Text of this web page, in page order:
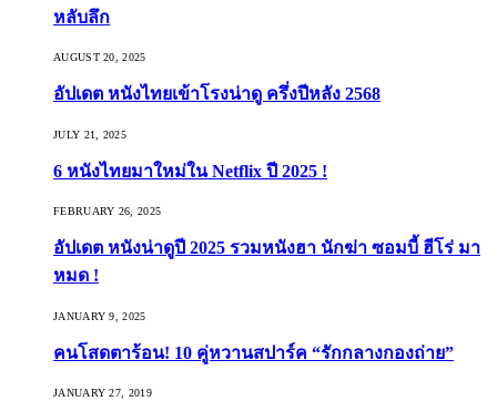
หลับลึก
AUGUST 20, 2025
อัปเดต หนังไทยเข้าโรงน่าดู ครึ่งปีหลัง 2568
JULY 21, 2025
6 หนังไทยมาใหม่ใน Netflix ปี 2025 !
FEBRUARY 26, 2025
อัปเดต หนังน่าดูปี 2025 รวมหนังฮา นักฆ่า ซอมบี้ ฮีโร่ มา
หมด !
JANUARY 9, 2025
คนโสดตาร้อน! 10 คู่หวานสปาร์ค “รักกลางกองถ่าย”
JANUARY 27, 2019